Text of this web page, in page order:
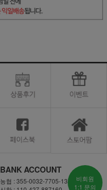
BANK ACCOUNT
농협 : 355-0032-7705-13
비회원
1:1 문의